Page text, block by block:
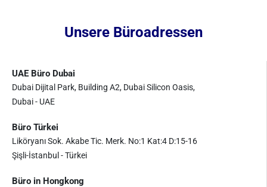
Unsere Büroadressen
UAE Büro Dubai
Dubai Dijital Park, Building A2, Dubai Silicon Oasis,
Dubai - UAE
Büro Türkei
Liköryanı Sok. Akabe Tic. Merk. No:1 Kat:4 D:15-16
Şişli-İstanbul - Türkei
Büro in Hongkong